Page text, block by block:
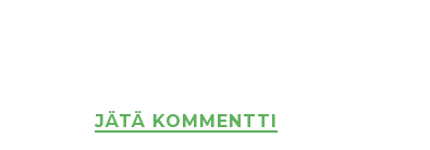
JÄTÄ KOMMENTTI